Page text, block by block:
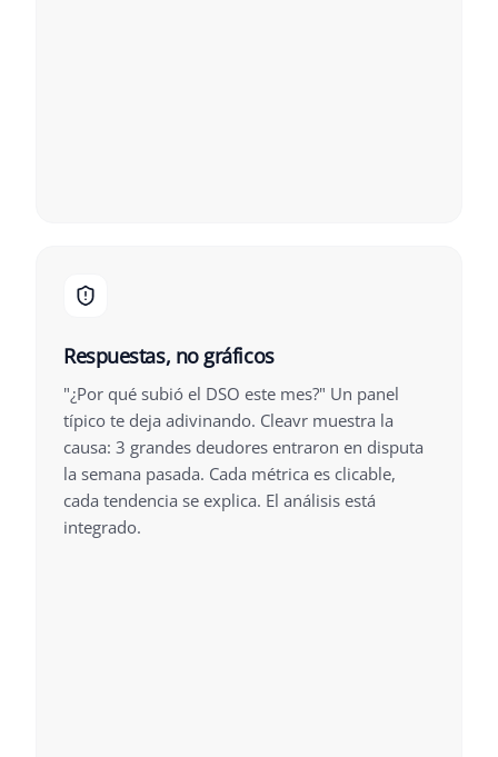
Respuestas, no gráficos
"¿Por qué subió el DSO este mes?" Un panel
típico te deja adivinando. Cleavr muestra la
causa: 3 grandes deudores entraron en disputa
la semana pasada. Cada métrica es clicable,
cada tendencia se explica. El análisis está
integrado.